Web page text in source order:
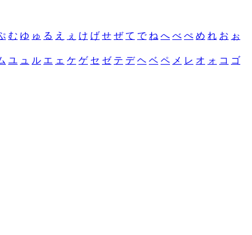
む ゆ ゅ る え ぇ け げ せ ぜ て で ね へ べ ぺ め れ お ぉ
ユ ュ ル エ ェ ケ ゲ セ ゼ テ デ ヘ ベ ペ メ レ オ ォ コ ゴ